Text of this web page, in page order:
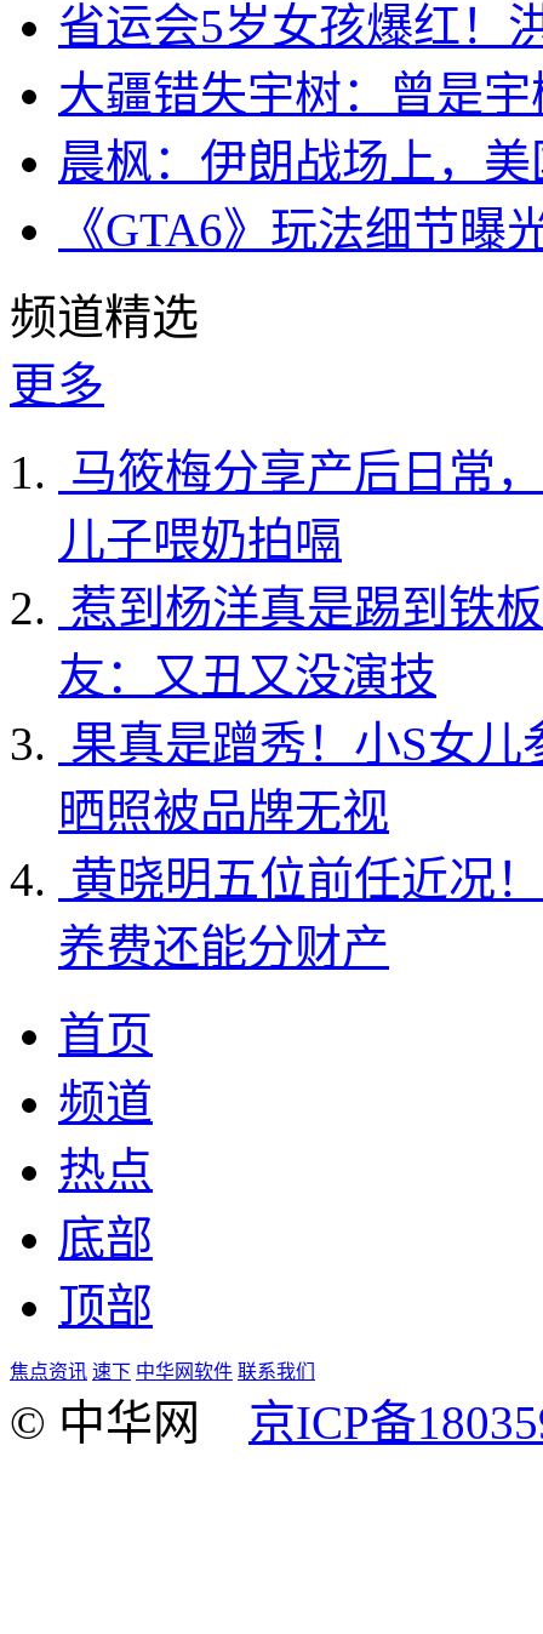
省运会5岁女孩爆红！
大疆错失宇树：曾是
晨枫：伊朗战场上，
《GTA6》玩法细节
频道精选
更多
马筱梅分享产后日常
儿子喂奶拍嗝
惹到杨洋真是踢到铁
友：又丑又没演技
果真是蹭秀！小S女
晒照被品牌无视
黄晓明五位前任近况
养费还能分财产
首页
频道
热点
底部
顶部
焦点资讯 速下 中华网软件 联系我们
© 中华网 京ICP备